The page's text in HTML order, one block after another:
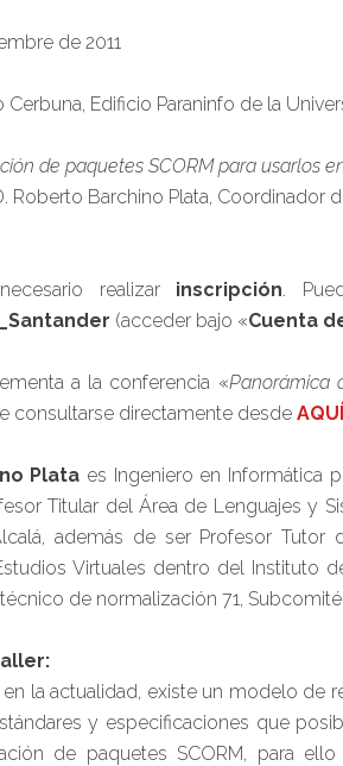
de 2011
Cerbuna, Edificio Paraninfo de la
de paquetes SCORM para usarlos
Roberto Barchino Plata, Coordinador
realizar inscripción.
(acceder bajo «Cuenta
a la conferencia «Panorámica
consultarse directamente desde AQUÍ
Plata es Ingeniero en Informática
Titular del Área de Lenguajes y
además de ser Profesor
Virtuales dentro del Instituto
de normalización 71,
en la actualidad, existe un modelo
y especificaciones que
de paquetes SCORM, para